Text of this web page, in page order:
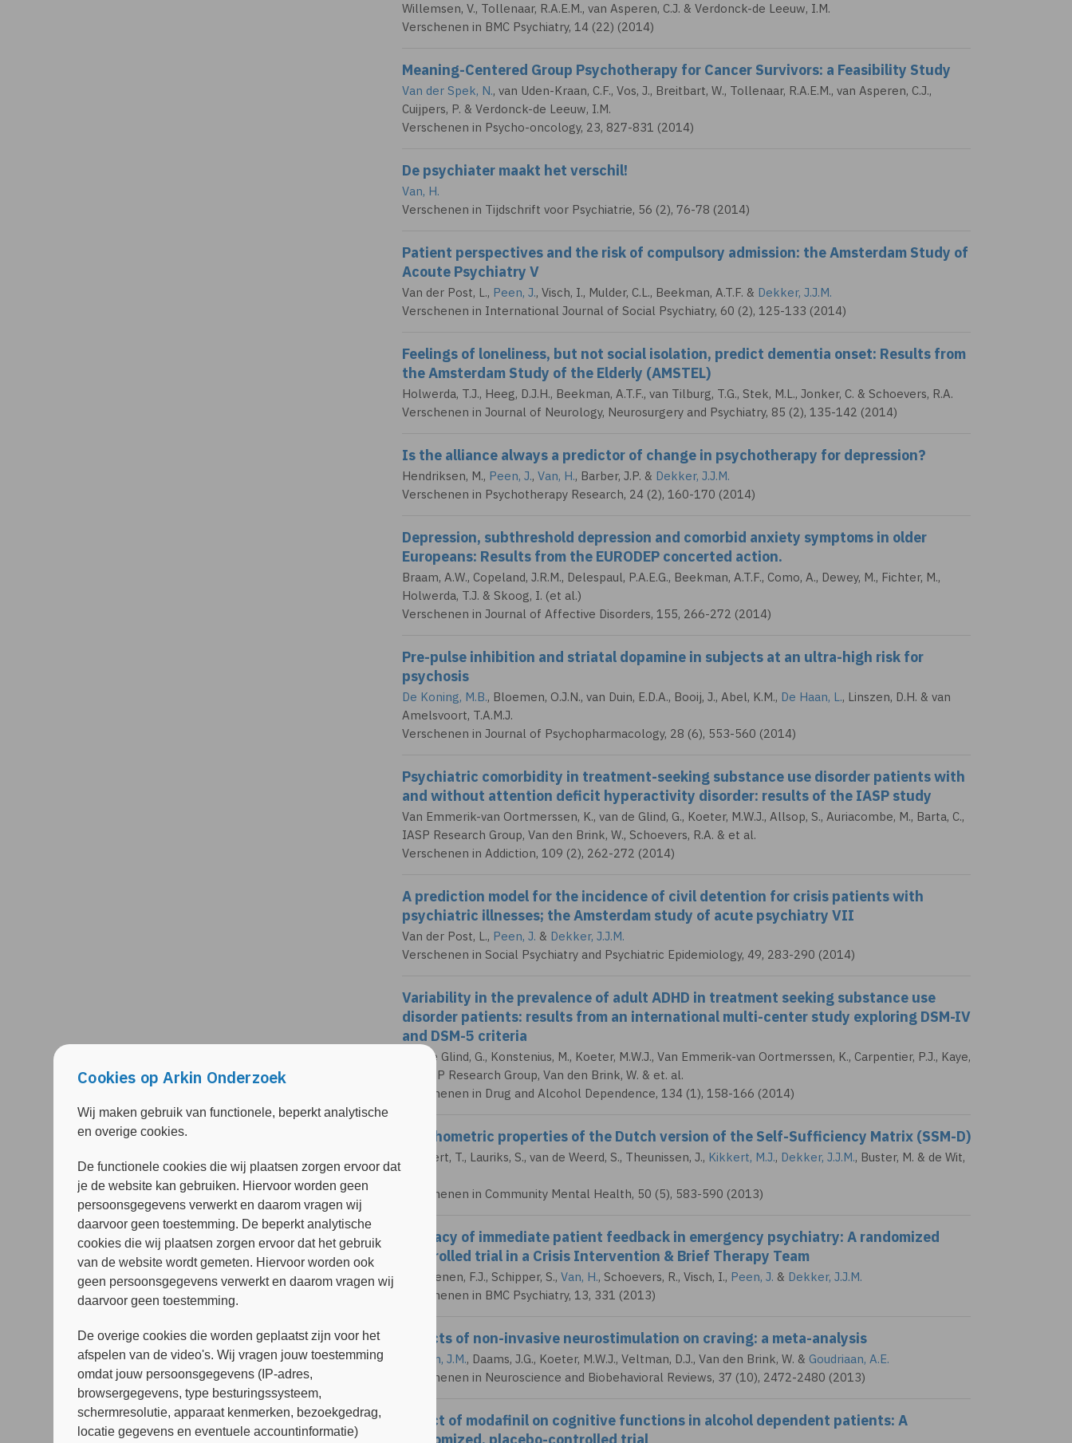
Willemsen, V., Tollenaar, R.A.E.M., van Asperen, C.J. & Verdonck-de Leeuw, I.M.
Verschenen in BMC Psychiatry, 14 (22) (2014)
Meaning-Centered Group Psychotherapy for Cancer Survivors: a Feasibility Study
Van der Spek, N., van Uden-Kraan, C.F., Vos, J., Breitbart, W., Tollenaar, R.A.E.M., van Asperen, C.J.,
Cuijpers, P. & Verdonck-de Leeuw, I.M.
Verschenen in Psycho-oncology, 23, 827-831 (2014)
De psychiater maakt het verschil!
Van, H.
Verschenen in Tijdschrift voor Psychiatrie, 56 (2), 76-78 (2014)
Patient perspectives and the risk of compulsory admission: the Amsterdam Study of
Acoute Psychiatry V
Van der Post, L., Peen, J., Visch, I., Mulder, C.L., Beekman, A.T.F. & Dekker, J.J.M.
Verschenen in International Journal of Social Psychiatry, 60 (2), 125-133 (2014)
Feelings of loneliness, but not social isolation, predict dementia onset: Results from
the Amsterdam Study of the Elderly (AMSTEL)
Holwerda, T.J., Heeg, D.J.H., Beekman, A.T.F., van Tilburg, T.G., Stek, M.L., Jonker, C. & Schoevers, R.A.
Verschenen in Journal of Neurology, Neurosurgery and Psychiatry, 85 (2), 135-142 (2014)
Is the alliance always a predictor of change in psychotherapy for depression?
Hendriksen, M., Peen, J., Van, H., Barber, J.P. & Dekker, J.J.M.
Verschenen in Psychotherapy Research, 24 (2), 160-170 (2014)
Depression, subthreshold depression and comorbid anxiety symptoms in older
Europeans: Results from the EURODEP concerted action.
Braam, A.W., Copeland, J.R.M., Delespaul, P.A.E.G., Beekman, A.T.F., Como, A., Dewey, M., Fichter, M.,
Holwerda, T.J. & Skoog, I. (et al.)
Verschenen in Journal of Affective Disorders, 155, 266-272 (2014)
Pre-pulse inhibition and striatal dopamine in subjects at an ultra-high risk for
psychosis
De Koning, M.B., Bloemen, O.J.N., van Duin, E.D.A., Booij, J., Abel, K.M., De Haan, L., Linszen, D.H. & van
Amelsvoort, T.A.M.J.
Verschenen in Journal of Psychopharmacology, 28 (6), 553-560 (2014)
Psychiatric comorbidity in treatment-seeking substance use disorder patients with
and without attention deficit hyperactivity disorder: results of the IASP study
Van Emmerik-van Oortmerssen, K., van de Glind, G., Koeter, M.W.J., Allsop, S., Auriacombe, M., Barta, C.,
IASP Research Group, Van den Brink, W., Schoevers, R.A. & et al.
Verschenen in Addiction, 109 (2), 262-272 (2014)
A prediction model for the incidence of civil detention for crisis patients with
psychiatric illnesses; the Amsterdam study of acute psychiatry VII
Van der Post, L., Peen, J. & Dekker, J.J.M.
Verschenen in Social Psychiatry and Psychiatric Epidemiology, 49, 283-290 (2014)
Variability in the prevalence of adult ADHD in treatment seeking substance use
disorder patients: results from an international multi-center study exploring DSM-IV
and DSM-5 criteria
van de Glind, G., Konstenius, M., Koeter, M.W.J., Van Emmerik-van Oortmerssen, K., Carpentier, P.J., Kaye,
S., IASP Research Group, Van den Brink, W. & et. al.
Verschenen in Drug and Alcohol Dependence, 134 (1), 158-166 (2014)
Psychometric properties of the Dutch version of the Self-Sufficiency Matrix (SSM-D)
Fassaert, T., Lauriks, S., van de Weerd, S., Theunissen, J., Kikkert, M.J., Dekker, J.J.M., Buster, M. & de Wit,
Verschenen in Community Mental Health, 50 (5), 583-590 (2013)
Efficacy of immediate patient feedback in emergency psychiatry: A randomized
controlled trial in a Crisis Intervention & Brief Therapy Team
Van Oenen, F.J., Schipper, S., Van, H., Schoevers, R., Visch, I., Peen, J. & Dekker, J.J.M.
Verschenen in BMC Psychiatry, 13, 331 (2013)
Effects of non-invasive neurostimulation on craving: a meta-analysis
Jansen, J.M., Daams, J.G., Koeter, M.W.J., Veltman, D.J., Van den Brink, W. & Goudriaan, A.E.
Verschenen in Neuroscience and Biobehavioral Reviews, 37 (10), 2472-2480 (2013)
Effect of modafinil on cognitive functions in alcohol dependent patients: A
Cookies op Arkin Onderzoek
Wij maken gebruik van functionele, beperkt analytische
en overige cookies.
De functionele cookies die wij plaatsen zorgen ervoor dat
je de website kan gebruiken. Hiervoor worden geen
persoonsgegevens verwerkt en daarom vragen wij
daarvoor geen toestemming. De beperkt analytische
cookies die wij plaatsen zorgen ervoor dat het gebruik
van de website wordt gemeten. Hiervoor worden ook
geen persoonsgegevens verwerkt en daarom vragen wij
daarvoor geen toestemming.
De overige cookies die worden geplaatst zijn voor het
afspelen van de video's. Wij vragen jouw toestemming
omdat jouw persoonsgegevens (IP-adres,
browsergegevens, type besturingssysteem,
schermresolutie, apparaat kenmerken, bezoekgedrag,
locatie gegevens en eventuele accountinformatie)